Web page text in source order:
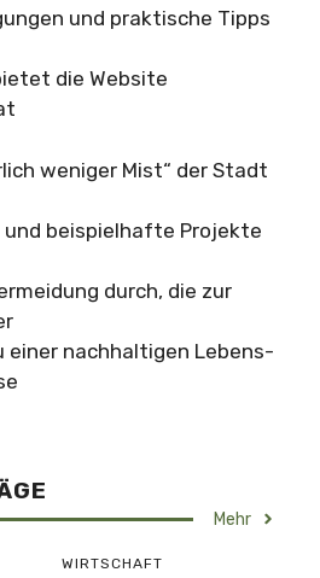
und praktische Tipps
die Website
weniger Mist“ der Stadt
beispielhafte Projekte
durch, die zur
einer nachhaltigen Lebens-
Mehr
WIRTSCHAFT